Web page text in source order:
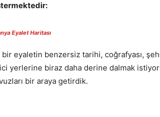
Eyalet Haritası
bir eyaletin benzersiz tarihi, coğrafyası,
yerlerine biraz daha derine dalmak
bir araya getirdik.